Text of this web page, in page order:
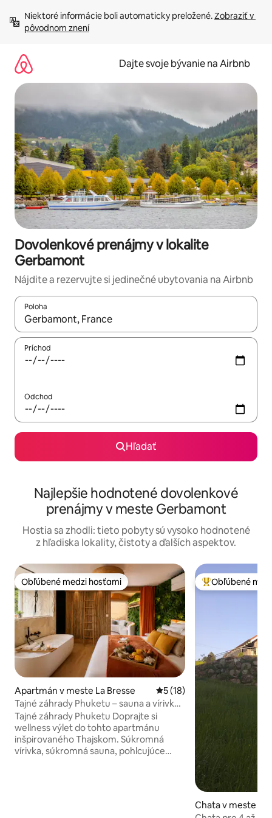
obsah.
Niektoré informácie boli automaticky preložené. Zobraziť v
pôvodnom znení
Dajte svoje bývanie na Airbnb
Dovolenkové prenájmy v lokalite
Gerbamont
Nájdite a rezervujte si jedinečné ubytovania na Airbnb
Poloha
Keď budú výsledky k dispozícii, môžete si ich prechádzať
Príchod
Odchod
Hľadať
Najlepšie hodnotené dovolenkové
prenájmy v meste Gerbamont
Hostia sa zhodli: tieto pobyty sú vysoko hodnotené
z hľadiska lokality, čistoty a ďalších aspektov.
Obľúbené medzi hosťami
Obľúbené medzi hosťami
Apartmán v meste La Bresse Priemerné ohodnotenie 5
5 (18)
Tajné záhrady Phuketu – sauna a vírivka
pre 2
Tajné záhrady Phuketu Doprajte si
wellness výlet do tohto apartmánu
inšpirovaného Thajskom. Súkromná
vírivka, súkromná sauna, pohlcujúce
Najobľúbenejšie
Obľúbené
Chata v meste